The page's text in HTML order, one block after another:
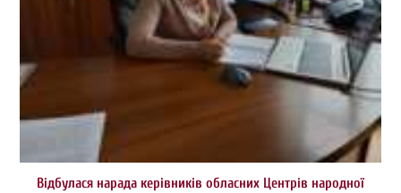
Відбулася нарада керівників обласних Центрів народної